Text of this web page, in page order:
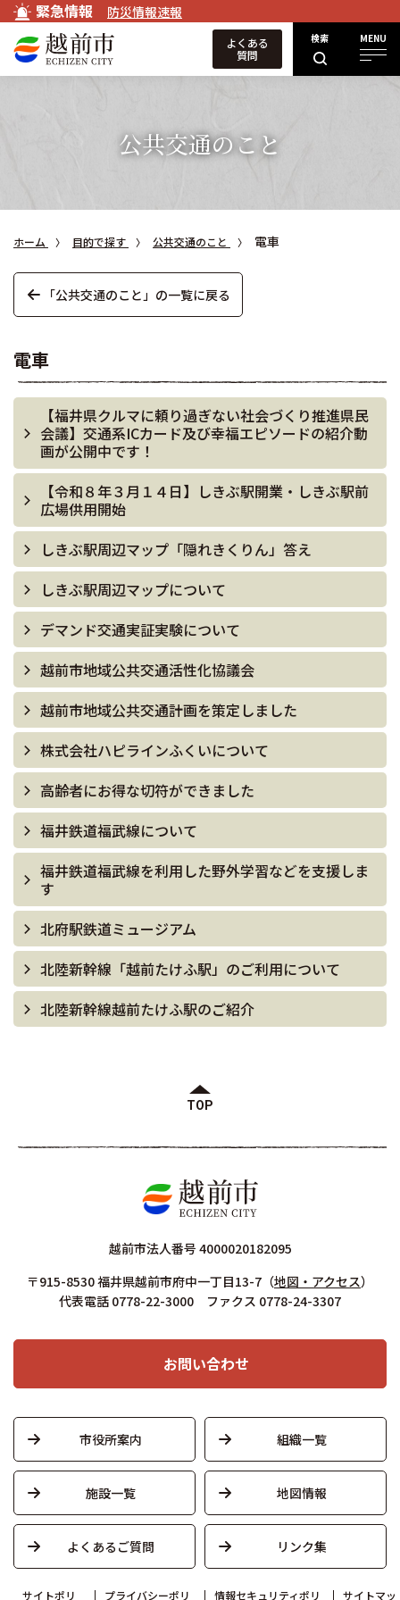
緊急情報 防災情報速報
検索 MENU
よくある
質問
公共交通のこと
ホーム 目的で探す 公共交通のこと 電車
「公共交通のこと」の一覧に戻る
電車
【福井県クルマに頼り過ぎない社会づくり推進県民
会議】交通系ICカード及び幸福エピソードの紹介動
画が公開中です！
【令和８年３月１４日】しきぶ駅開業・しきぶ駅前
広場供用開始
しきぶ駅周辺マップ「隠れきくりん」答え
しきぶ駅周辺マップについて
デマンド交通実証実験について
越前市地域公共交通活性化協議会
越前市地域公共交通計画を策定しました
株式会社ハピラインふくいについて
高齢者にお得な切符ができました
福井鉄道福武線について
福井鉄道福武線を利用した野外学習などを支援しま
す
北府駅鉄道ミュージアム
北陸新幹線「越前たけふ駅」のご利用について
北陸新幹線越前たけふ駅のご紹介
TOP
越前市法人番号 4000020182095
〒915-8530 福井県越前市府中一丁目13-7 （地図・アクセス）
代表電話 0778-22-3000 ファクス 0778-24-3307
お問い合わせ
市役所案内 組織一覧
施設一覧 地図情報
よくあるご質問 リンク集
サイトポリ プライバシーポリ 情報セキュリティポリ サイトマッ